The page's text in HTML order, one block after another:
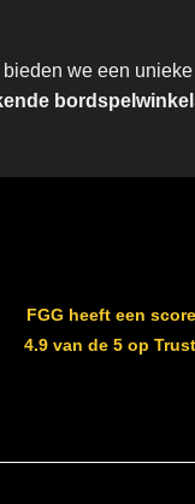
we een
FGG heeft een
4.9 van de 5 op